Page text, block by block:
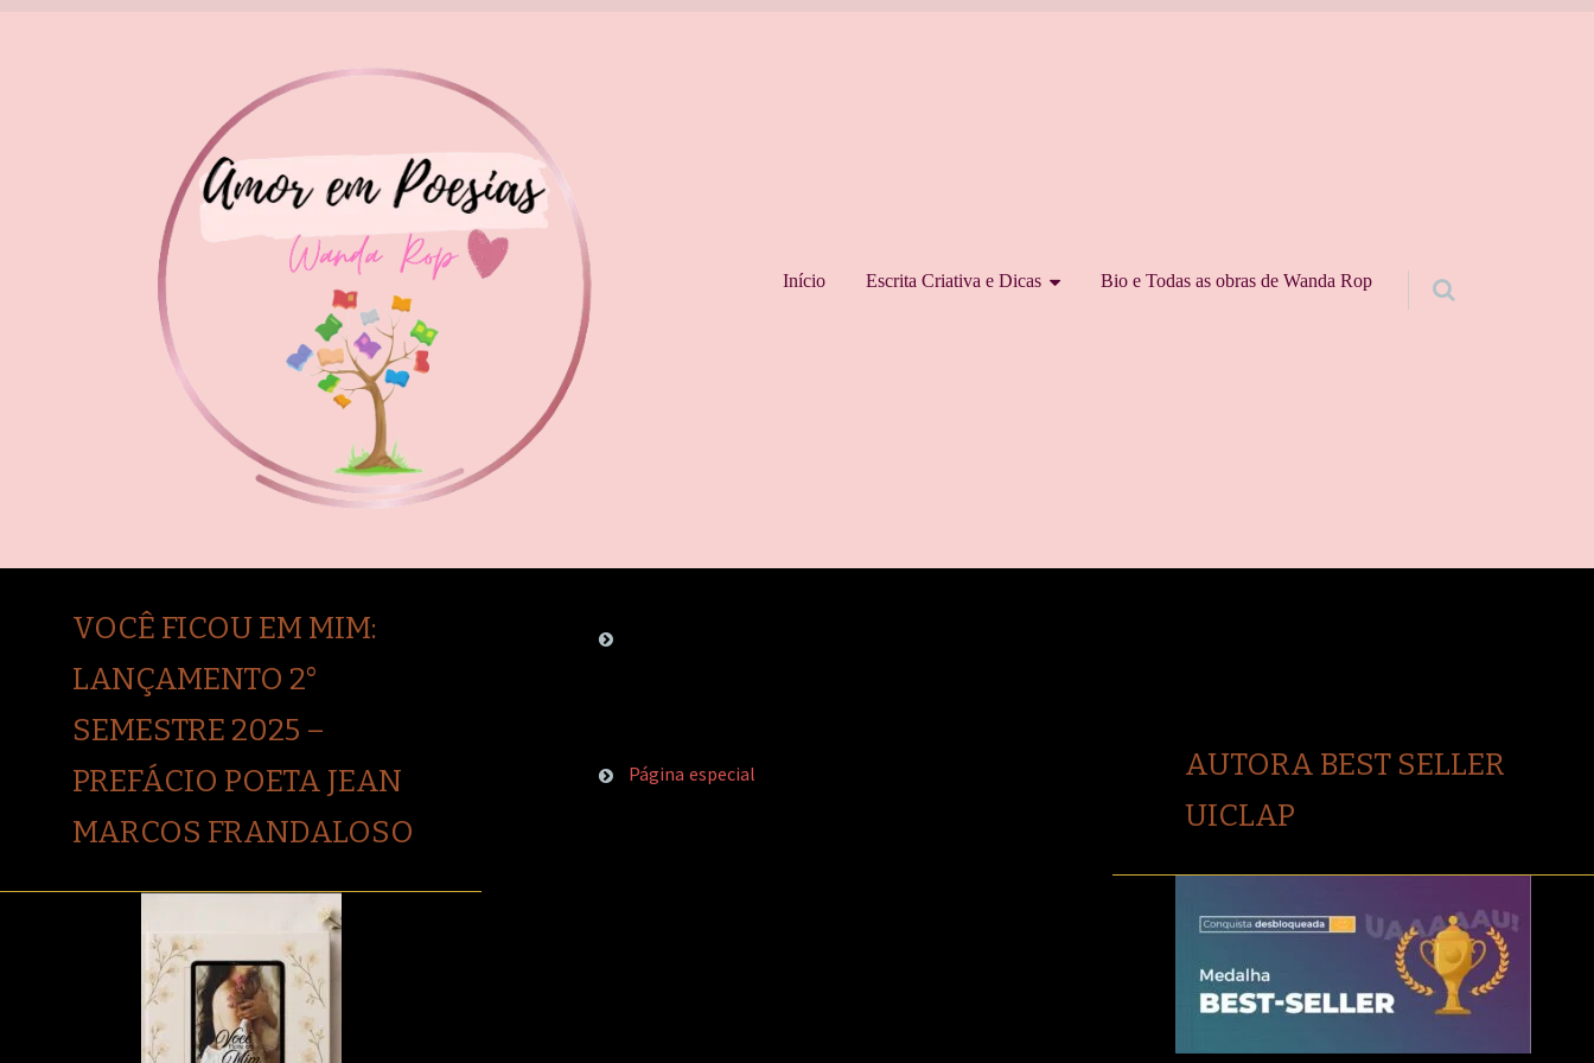
Pular para o conteúdo
Início Escrita Criativa e Dicas Bio e Todas as obras de Wanda Rop
VOCÊ FICOU EM MIM:
LANÇAMENTO 2°
SEMESTRE 2025 –
PREFÁCIO POETA JEAN
MARCOS FRANDALOSO
Página especial
AUTORA BEST SELLER
UICLAP